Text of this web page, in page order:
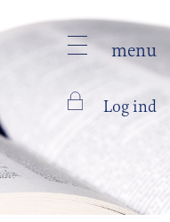
menu
Log ind